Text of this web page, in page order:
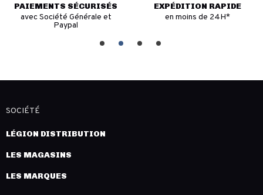
PAIEMENTS SÉCURISÉS
avec Société Générale et
Paypal
EXPÉDITION RAPIDE
en moins de 24H*
SOCIÉTÉ
LÉGION DISTRIBUTION
LES MAGASINS
LES MARQUES